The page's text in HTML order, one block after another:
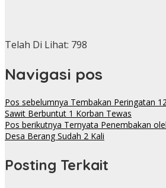
Telah Di Lihat: 798
Navigasi pos
Pos sebelumnya Tembakan Peringatan
Sawit Berbuntut 1 Korban Tewas
Pos berikutnya Ternyata Penembakan
Desa Berang Sudah 2 Kali
Posting Terkait